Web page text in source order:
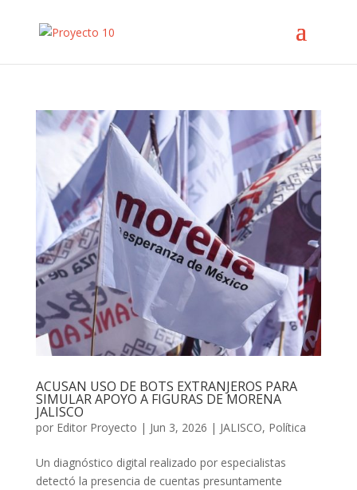
ACUSAN USO DE BOTS EXTRANJEROS PARA
SIMULAR APOYO A FIGURAS DE MORENA
JALISCO
por Editor Proyecto | Jun 3, 2026 | JALISCO, Política
Un diagnóstico digital realizado por especialistas
detectó la presencia de cuentas presuntamente